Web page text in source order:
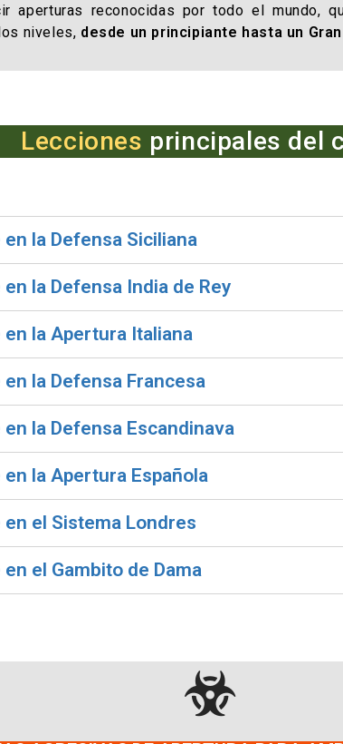
aperturas reconocidas por todo el mundo,
niveles, desde un principiante hasta un
Lecciones principales del
la Defensa Siciliana
la Defensa India de Rey
la Apertura Italiana
la Defensa Francesa
la Defensa Escandinava
la Apertura Española
el Sistema Londres
el Gambito de Dama